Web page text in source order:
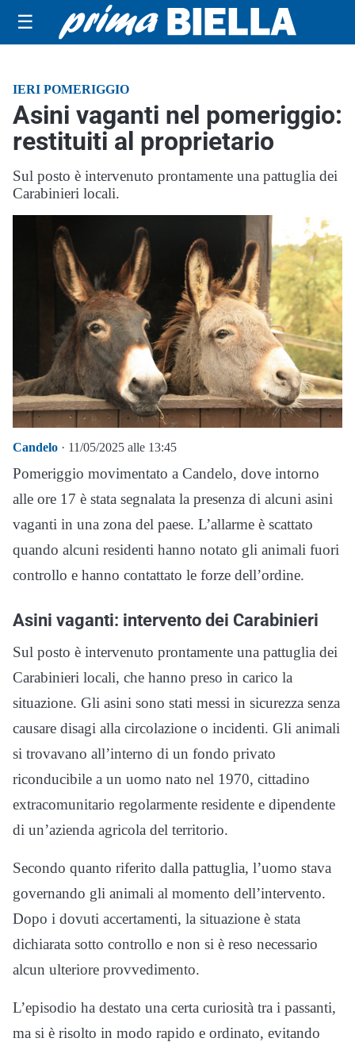
☰
IERI POMERIGGIO
Asini vaganti nel pomeriggio:
restituiti al proprietario
Sul posto è intervenuto prontamente una pattuglia dei
Carabinieri locali.
Candelo · 11/05/2025 alle 13:45
Pomeriggio movimentato a Candelo, dove intorno
alle ore 17 è stata segnalata la presenza di alcuni asini
vaganti in una zona del paese. L’allarme è scattato
quando alcuni residenti hanno notato gli animali fuori
controllo e hanno contattato le forze dell’ordine.
Asini vaganti: intervento dei Carabinieri
Sul posto è intervenuto prontamente una pattuglia dei
Carabinieri locali, che hanno preso in carico la
situazione. Gli asini sono stati messi in sicurezza senza
causare disagi alla circolazione o incidenti. Gli animali
si trovavano all’interno di un fondo privato
riconducibile a un uomo nato nel 1970, cittadino
extracomunitario regolarmente residente e dipendente
di un’azienda agricola del territorio.
Secondo quanto riferito dalla pattuglia, l’uomo stava
governando gli animali al momento dell’intervento.
Dopo i dovuti accertamenti, la situazione è stata
dichiarata sotto controllo e non si è reso necessario
alcun ulteriore provvedimento.
L’episodio ha destato una certa curiosità tra i passanti,
ma si è risolto in modo rapido e ordinato, evitando